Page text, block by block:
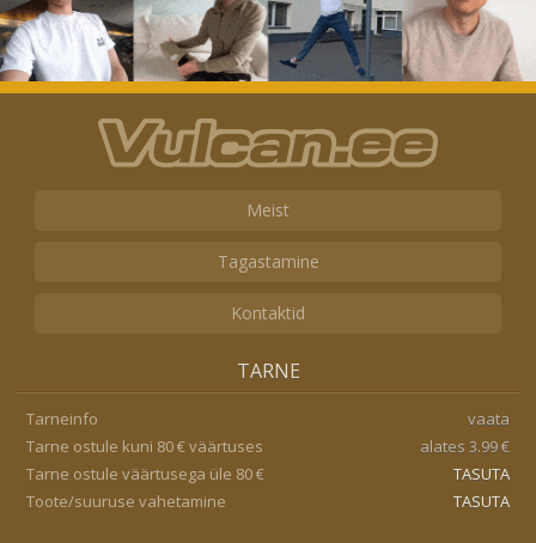
Meist
Tagastamine
Kontaktid
TARNE
Tarneinfo
vaata
Tarne ostule kuni 80 € väärtuses
alates 3.99 €
Tarne ostule väärtusega üle 80 €
TASUTA
Toote/suuruse vahetamine
TASUTA